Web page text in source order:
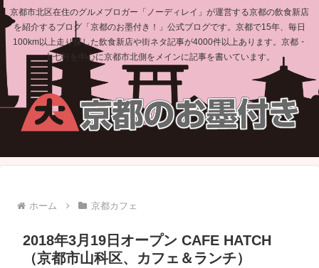
京都市北区在住のグルメブロガー「ノーディレイ」が運営する京都の飲食新店
を紹介するブログ「京都のお墨付き！」公式ブログです。京都で15年、毎日
100km以上走り探した飲食新店や街ネタ記事が4000件以上あります。京都・
上七軒を中心に京都市北側をメインに記事を書いています。
ホーム 京都カフェ
2018年3月19日オープン CAFE HATCH
（京都市山科区、カフェ＆ランチ）